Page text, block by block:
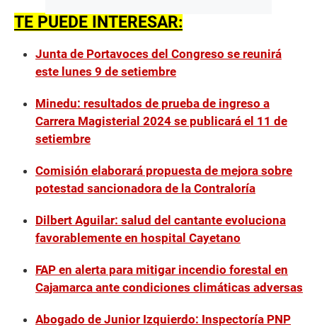
TE PUEDE INTERESAR:
Junta de Portavoces del Congreso se reunirá
este lunes 9 de setiembre
Minedu: resultados de prueba de ingreso a
Carrera Magisterial 2024 se publicará el 11 de
setiembre
Comisión elaborará propuesta de mejora sobre
potestad sancionadora de la Contraloría
Dilbert Aguilar: salud del cantante evoluciona
favorablemente en hospital Cayetano
FAP en alerta para mitigar incendio forestal en
Cajamarca ante condiciones climáticas adversas
Abogado de Junior Izquierdo: Inspectoría PNP